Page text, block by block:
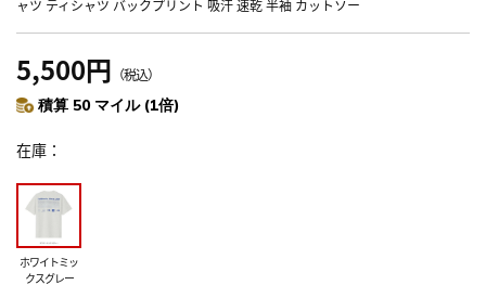
ャツ ティシャツ バックプリント 吸汗 速乾 半袖 カットソー
5,500円 （税込）
積算 50 マイル (1倍)
在庫
ホワイトミッ
クスグレー